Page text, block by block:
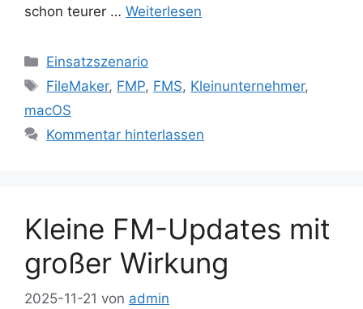
schon teurer … Weiterlesen
Kategorien
Einsatzszenario
Schlagwörter
FileMaker, FMP, FMS, Kleinunternehmer,
macOS
Kommentar hinterlassen
Kleine FM-Updates mit
großer Wirkung
2025-11-21 von admin